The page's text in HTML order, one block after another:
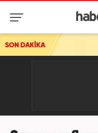
SON DAKİKA